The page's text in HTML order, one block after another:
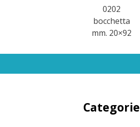
0202
bocchetta
mm. 20×92
Categorie